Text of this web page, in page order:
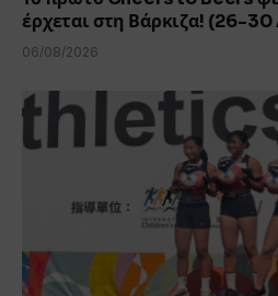
έρχεται στη Βάρκιζα! (26-
06/08/2026